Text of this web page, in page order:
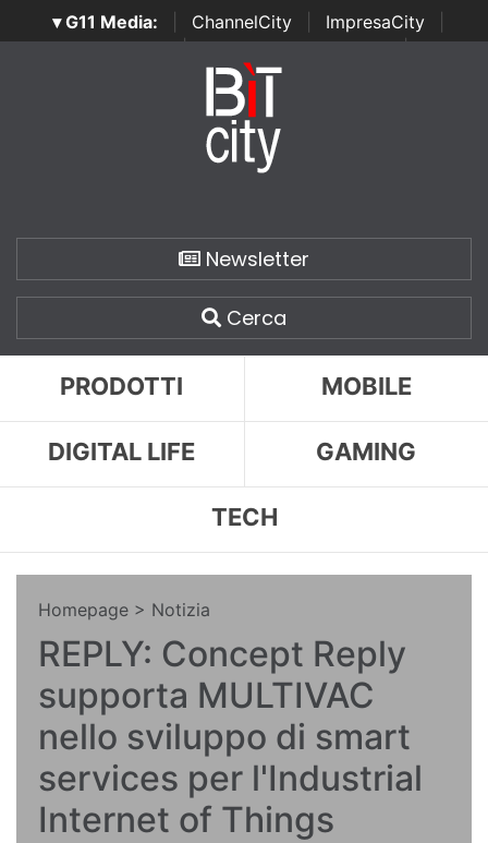
▾ G11 Media: ChannelCity ImpresaCity
SecurityOpenLab | Italian Channel Awards | Italian
Italian Security Awards
Newsletter
Cerca
PRODOTTI MOBILE
DIGITAL LIFE GAMING
TECH
Homepage > Notizia
REPLY: Concept Reply
supporta MULTIVAC
nello sviluppo di smart
services per l'Industrial
Internet of Things